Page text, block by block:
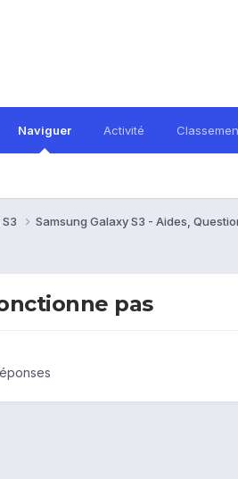
Naviguer Activité
Samsung Galaxy S3 - Aides,
pas